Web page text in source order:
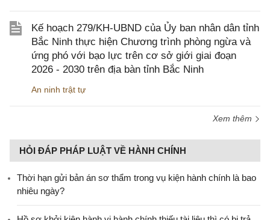
Kế hoạch 279/KH-UBND của Ủy ban nhân dân tỉnh
Bắc Ninh thực hiện Chương trình phòng ngừa và
ứng phó với bạo lực trên cơ sở giới giai đoạn
2026 - 2030 trên địa bàn tỉnh Bắc Ninh
An ninh trật tự
Xem thêm
HỎI ĐÁP PHÁP LUẬT VỀ HÀNH CHÍNH
Thời hạn gửi bản án sơ thẩm trong vụ kiện hành chính là bao
nhiêu ngày?